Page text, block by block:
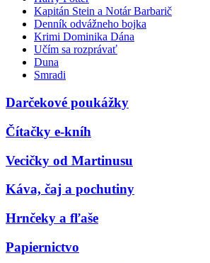
Kapitán Stein a Notár Barbarič
Denník odvážneho bojka
Krimi Dominika Dána
Učím sa rozprávať
Duna
Smradi
Darčekové poukážky
Čítačky e-kníh
Vecičky od Martinusu
Káva, čaj a pochutiny
Hrnčeky a fľaše
Papiernictvo